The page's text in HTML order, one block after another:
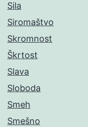
Sila
Siromaštvo
Skromnost
Škrtost
Slava
Sloboda
Smeh
Smešno